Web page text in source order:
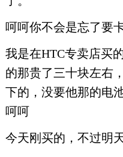
呵呵你不会是忘了要
我是在HTC专卖店买
的那贵了三十块左右
下的，没要他那的电
呵呵
今天刚买的，不过明